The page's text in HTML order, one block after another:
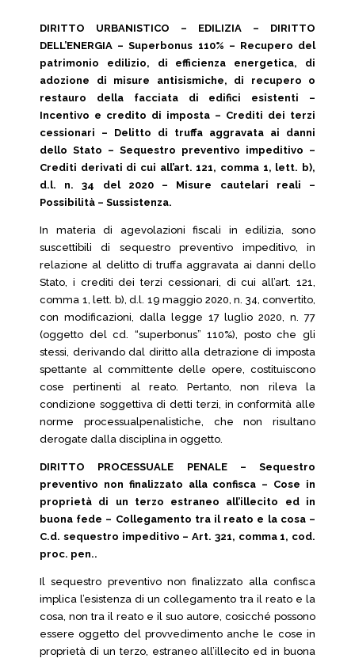
DIRITTO URBANISTICO – EDILIZIA – DIRITTO
DELL’ENERGIA – Superbonus 110% – Recupero del
patrimonio edilizio, di efficienza energetica, di
adozione di misure antisismiche, di recupero o
restauro della facciata di edifici esistenti –
Incentivo e credito di imposta – Crediti dei terzi
cessionari – Delitto di truffa aggravata ai danni
dello Stato – Sequestro preventivo impeditivo –
Crediti derivati di cui all’art. 121, comma 1, lett. b),
d.l. n. 34 del 2020 – Misure cautelari reali –
Possibilità – Sussistenza.
In materia di agevolazioni fiscali in edilizia, sono
suscettibili di sequestro preventivo impeditivo, in
relazione al delitto di truffa aggravata ai danni dello
Stato, i crediti dei terzi cessionari, di cui all’art. 121,
comma 1, lett. b), d.l. 19 maggio 2020, n. 34, convertito,
con modificazioni, dalla legge 17 luglio 2020, n. 77
(oggetto del cd. “superbonus” 110%), posto che gli
stessi, derivando dal diritto alla detrazione di imposta
spettante al committente delle opere, costituiscono
cose pertinenti al reato. Pertanto, non rileva la
condizione soggettiva di detti terzi, in conformità alle
norme processualpenalistiche, che non risultano
derogate dalla disciplina in oggetto.
DIRITTO PROCESSUALE PENALE – Sequestro
preventivo non finalizzato alla confisca – Cose in
proprietà di un terzo estraneo all’illecito ed in
buona fede – Collegamento tra il reato e la cosa –
C.d. sequestro impeditivo – Art. 321, comma 1, cod.
proc. pen..
Il sequestro preventivo non finalizzato alla confisca
implica l’esistenza di un collegamento tra il reato e la
cosa, non tra il reato e il suo autore, cosicché possono
essere oggetto del provvedimento anche le cose in
proprietà di un terzo, estraneo all’illecito ed in buona